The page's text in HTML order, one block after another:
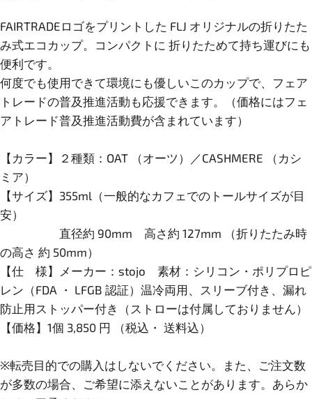
FAIRTRADEロゴをプリントした FLJ オリジナルの折りたた
み式エコカップ。コンパクトに 折りたためて持ち運びにも
便利です。
何度でも使用できて環境にも優しいこのカップで、フェア
トレードの普及推進活動も応援できます。（価格にはフェ
アトレード普及推進活動費が含まれています）
【カラー】２種類：OAT （オーツ）／CASHMERE （カシ
ミア）
【サイズ】355ml（一般的なカフェでのトールサイズが目
安）
直径約 90mm 高さ約 127mm （折りたたみ時
の高さ 約 50mm）
【仕 様】メーカー：stojo 素材：シリコン・ポリプロピ
レン（FDA ・ LFGB 認証）温冷両用、スリーブ付き、漏れ
防止用ストッパー付き（ストローは付属しておりません）
【価格】1個 3,850 円 （税込・ 送料込）
※転売目的での購入はしないでください。また、ご注文数
が多数の場合、ご希望に添えないことがあります。あらか